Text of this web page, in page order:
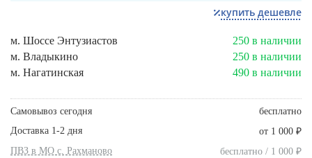
купить дешевле
м. Шоссе Энтузиастов
250 в наличии
м. Владыкино
250 в наличии
м. Нагатинская
490 в наличии
Самовывоз сегодня
бесплатно
Доставка 1-2 дня
от 1 000 ₽
ПВЗ в МО с. Рахманово бесплатно / 1 000 ₽